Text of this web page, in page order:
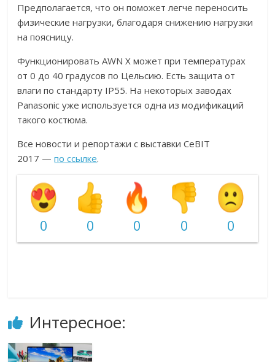
Предполагается, что он поможет легче переносить
физические нагрузки, благодаря снижению нагрузки
на поясницу.
Функционировать AWN X может при температурах
от 0 до 40 градусов по Цельсию. Есть защита от
влаги по стандарту IP55. На некоторых заводах
Panasonic уже используется одна из модификаций
такого костюма.
Все новости и репортажи с выставки CeBIT
2017 —по ссылке.
0 0 0 0 0
Интересное: